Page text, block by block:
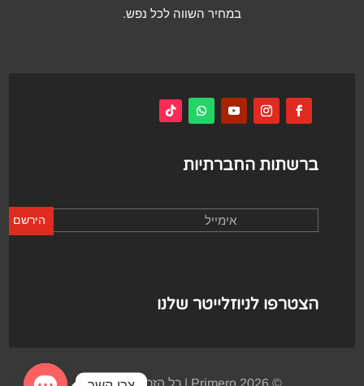
במחיר השווה לכל נפש.
ברשתות החברתיות
הירשם
הצטרפו לניוזלייטר שלנו
© Primero 2026 | כל הזכויות שמורות